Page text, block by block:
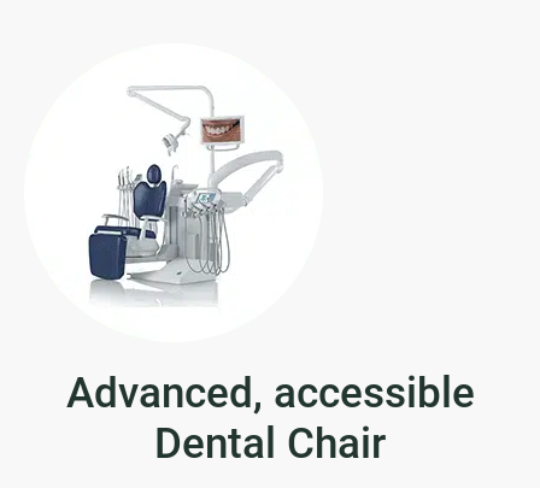
Advanced, accessible
Dental Chair